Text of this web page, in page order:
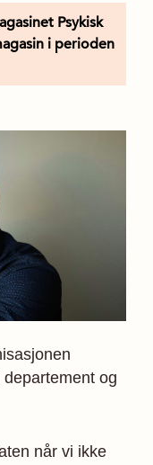
Psykisk
i perioden
og
når vi ikke